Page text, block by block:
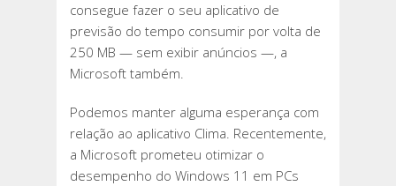
consegue fazer o seu aplicativo de
previsão do tempo consumir por volta de
250 MB — sem exibir anúncios —, a
Microsoft também.
Podemos manter alguma esperança com
relação ao aplicativo Clima. Recentemente,
a Microsoft prometeu otimizar o
desempenho do Windows 11 em PCs